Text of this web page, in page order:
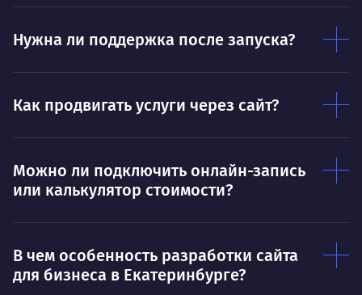
Ты — это то, что ты делаешь. Этим всё
О
Нужна ли поддержка после запуска?
Как продвигать услуги через сайт?
Можно ли подключить онлайн-запись
или калькулятор стоимости?
В чем особенность разработки сайта
для бизнеса в Екатеринбурге?